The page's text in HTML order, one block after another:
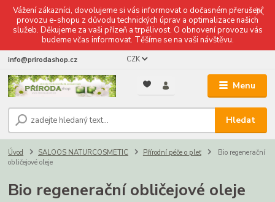
Vážení zákazníci, dovolujeme si vás informovat o dočasném přerušení
provozu e-shopu z důvodu technických úprav a optimalizace našich
služeb. Děkujeme za vaši přízeň a trpělivost. O obnovení provozu vás
budeme včas informovat. Těšíme se na vaši návštěvu.
Menu
CZK
Hledat
info@prirodashop.cz
Úvod SALOOS NATURCOSMETIC Přírodní péče o pleť
Bio regenerační
obličejové oleje
Bio regenerační obličejové oleje